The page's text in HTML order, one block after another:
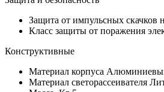
Защита от импульсных скачков
Класс защиты от поражения
Конструктивные
Материал корпуса
Материал светорассеивателя